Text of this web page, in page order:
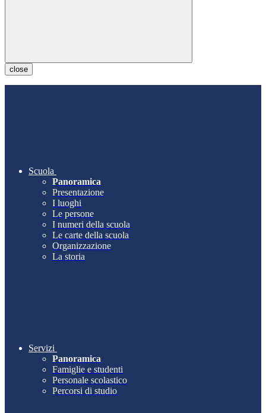
close
Scuola
Panoramica
Presentazione
I luoghi
Le persone
I numeri della scuola
Le carte della scuola
Organizzazione
La storia
Servizi
Panoramica
Famiglie e studenti
Personale scolastico
Percorsi di studio